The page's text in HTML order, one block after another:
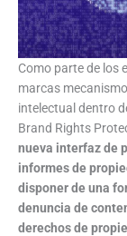
Como parte de los
marcas
intelectual dentro
Brand Rights
nueva interfaz de
informes de
disponer de una
denuncia de
derechos de